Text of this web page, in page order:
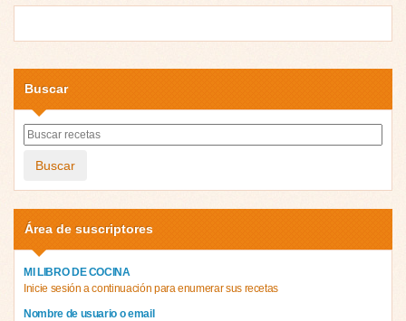
Buscar
Buscar
Área de suscriptores
MI LIBRO DE COCINA
Inicie sesión a continuación para enumerar sus recetas
Nombre de usuario o email